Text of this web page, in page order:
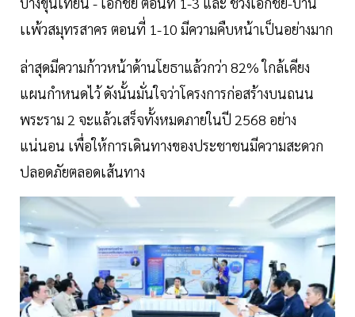
เเพ้วสมุทรสาคร ตอนที่ 1-10 มีความคืบหน้าเป็นอย่างมาก
ล่าสุดมีความก้าวหน้าด้านโยธาแล้วกว่า 82% ใกล้เคียง
แผนกำหนดไว้ ดังนั้นมั่นใจว่าโครงการก่อสร้างบนถนน
พระราม 2 จะแล้วเสร็จทั้งหมดภายในปี 2568 อย่าง
แน่นอน เพื่อให้การเดินทางของประชาชนมีความสะดวก
ปลอดภัยตลอดเส้นทาง